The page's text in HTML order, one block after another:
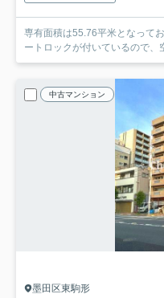
専有面積は55.76平米となって
ートロックが付いているので、
中古マンション
墨田区東駒形